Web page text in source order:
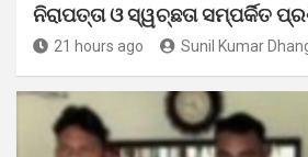
ନିରାପତ୍ତା ଓ ସ୍ୱଚ୍ଛତା ସମ୍ପର୍କିତ
21 hours ago Sunil Kumar